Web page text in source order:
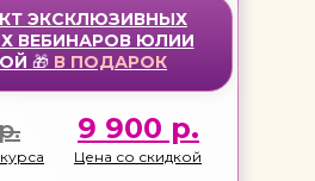
ЭКСКЛЮЗИВНЫХ
ВЕБИНАРОВ ЮЛИИ
🎁 В ПОДАРОК
Цена со скидкой
9 900 р.